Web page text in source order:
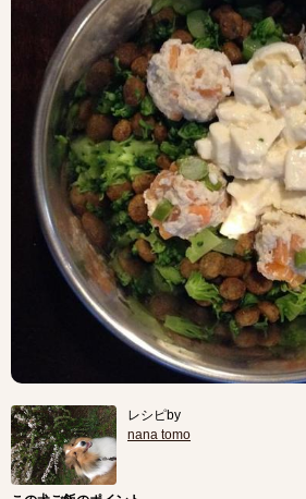
レシピby
nana tomo